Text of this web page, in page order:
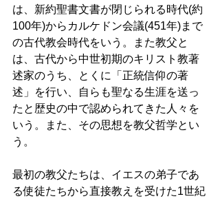
は、新約聖書文書が閉じられる時代(約
100年)からカルケドン会議(451年)まで
の古代教会時代をいう。また教父と
は、古代から中世初期のキリスト教著
述家のうち、とくに「正統信仰の著
述」を行い、自らも聖なる生涯を送っ
たと歴史の中で認められてきた人々を
いう。また、その思想を教父哲学とい
う。
最初の教父たちは、イエスの弟子であ
る使徒たちから直接教えを受けた1世紀